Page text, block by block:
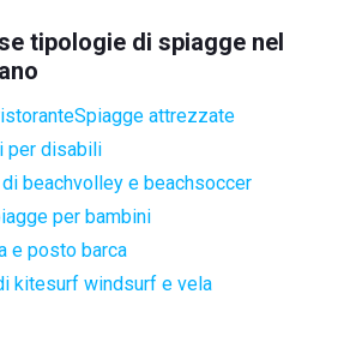
tipologie di spiagge nel
Spiagge attrezzate
per disabili
beachvolley e beachsoccer
per bambini
e posto barca
kitesurf windsurf e vela